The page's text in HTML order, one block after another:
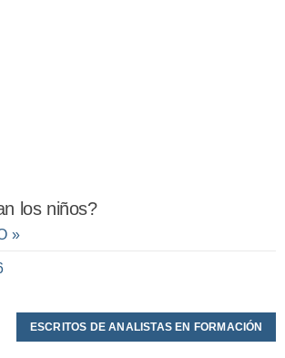
los niños?
»
ESCRITOS DE ANALISTAS EN FORMACIÓN